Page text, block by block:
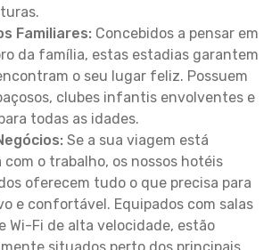
Familiares: Concebidos a pensar em
da família, estas estadias garantem
o seu lugar feliz. Possuem
clubes infantis envolventes e
todas as idades.
Se a sua viagem está
com o trabalho, os nossos hotéis
oferecem tudo o que precisa para
e confortável. Equipados com salas
Wi-Fi de alta velocidade, estão